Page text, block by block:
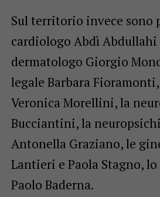
Sul territorio invece sono
cardiologo Abdì Abdullahi
dermatologo Giorgio
legale Barbara
Veronica Morellini, la
Bucciantini, la
Antonella Graziano, le
Lantieri e Paola Stagno,
Paolo Baderna.